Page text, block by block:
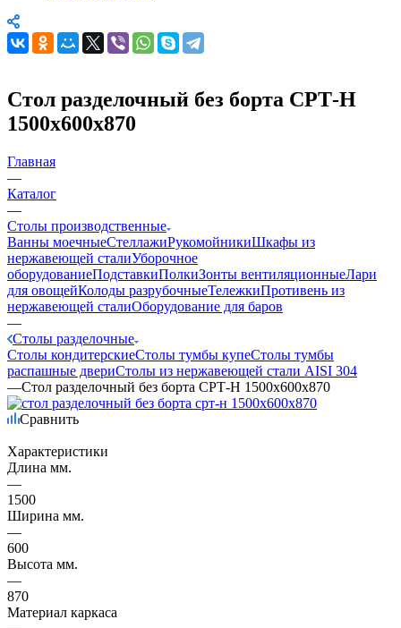
Стол разделочный без борта СРТ-Н
1500х600х870
Главная
—
Каталог
—
Столы производственные
Ванны моечныеСтеллажиРукомойникиШкафы из
нержавеющей сталиУборочное
оборудованиеПодставкиПолкиЗонты вентиляционныеЛари
для овощейКолоды разрубочныеТележкиПротивень из
нержавеющей сталиОборудование для баров
—
Столы разделочные
Столы кондитерскиеСтолы тумбы купеСтолы тумбы
распашные двериСтолы из нержавеющей стали AISI 304
—Стол разделочный без борта СРТ-Н 1500х600х870
Сравнить
Характеристики
Длина мм.
—
1500
Ширина мм.
—
600
Высота мм.
—
870
Материал каркаса